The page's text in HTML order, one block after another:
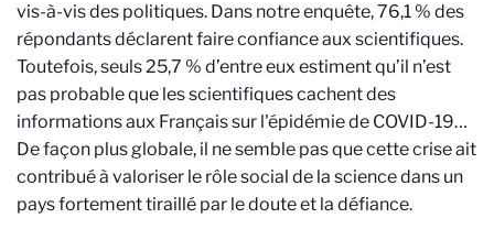
vis-à-vis des politiques. Dans notre enquête, 76,1 % des
répondants déclarent faire confiance aux scientifiques.
Toutefois, seuls 25,7 % d’entre eux estiment qu’il n’est
pas probable que les scientifiques cachent des
informations aux Français sur l'épidémie de COVID-19…
De façon plus globale, il ne semble pas que cette crise ait
contribué à valoriser le rôle social de la science dans un
pays fortement tiraillé par le doute et la défiance.